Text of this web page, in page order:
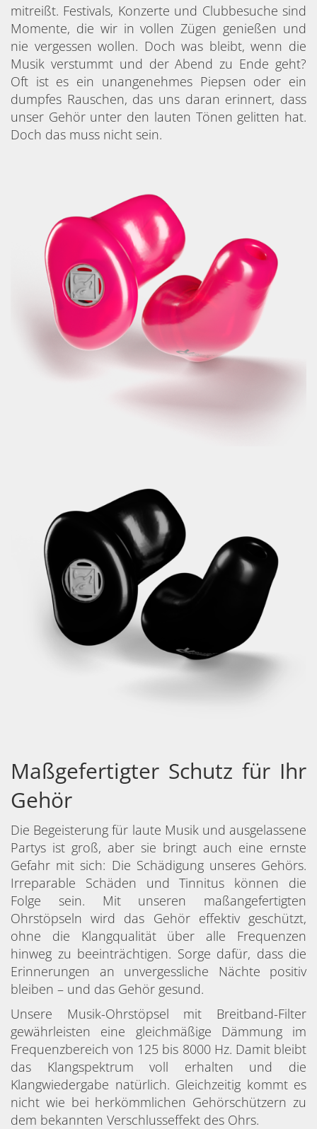
mitreißt. Festivals, Konzerte und Clubbesuche sind
Momente, die wir in vollen Zügen genießen und
nie vergessen wollen. Doch was bleibt, wenn die
Musik verstummt und der Abend zu Ende geht?
Oft ist es ein unangenehmes Piepsen oder ein
dumpfes Rauschen, das uns daran erinnert, dass
unser Gehör unter den lauten Tönen gelitten hat.
Doch das muss nicht sein.
Maßgefertigter Schutz für Ihr
Gehör
Die Begeisterung für laute Musik und ausgelassene
Partys ist groß, aber sie bringt auch eine ernste
Gefahr mit sich: Die Schädigung unseres Gehörs.
Irreparable Schäden und Tinnitus können die
Folge sein. Mit unseren maßangefertigten
Ohrstöpseln wird das Gehör effektiv geschützt,
ohne die Klangqualität über alle Frequenzen
hinweg zu beeinträchtigen. Sorge dafür, dass die
Erinnerungen an unvergessliche Nächte positiv
bleiben – und das Gehör gesund.
Unsere Musik-Ohrstöpsel mit Breitband-Filter
gewährleisten eine gleichmäßige Dämmung im
Frequenzbereich von 125 bis 8000 Hz. Damit bleibt
das Klangspektrum voll erhalten und die
Klangwiedergabe natürlich. Gleichzeitig kommt es
nicht wie bei herkömmlichen Gehörschützern zu
dem bekannten Verschlusseffekt des Ohrs.